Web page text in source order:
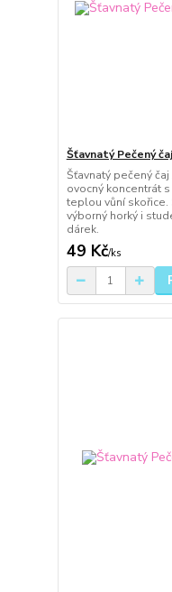
Šťavnatý Pečený
Šťavnatý pečený
ovocný koncentrát
teplou vůní skořice.
výborný horký i
dárek.
49 Kč/ks